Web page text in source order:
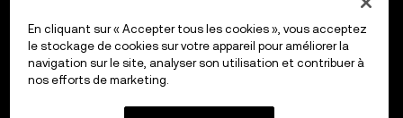
En cliquant sur « Accepter tous les cookies », vous acceptez
le stockage de cookies sur votre appareil pour améliorer la
navigation sur le site, analyser son utilisation et contribuer à
nos efforts de marketing.